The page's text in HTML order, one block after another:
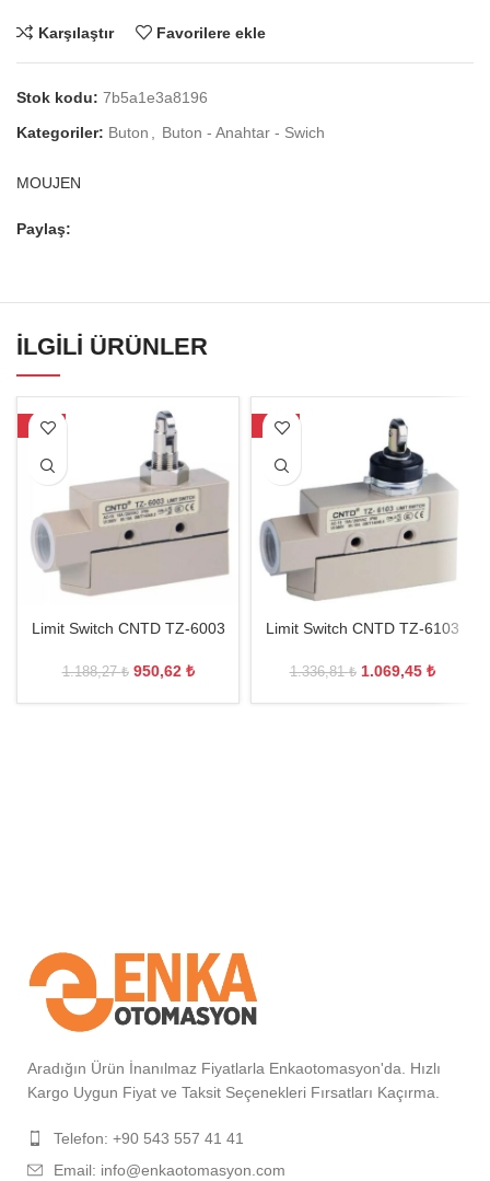
Karşılaştır Favorilere ekle
Stok kodu: 7b5a1e3a8196
Kategoriler: Buton Buton - Anahtar - Swich
MOUJEN
Paylaş:
İLGILI ÜRÜNLER
-20%
Limit Switch CNTD TZ-6003
1.188,27₺ 950,62 ₺
-20%
Limit Switch CNTD TZ-6103
1.336,81₺ 1.069,45 ₺
Aradığın Ürün İnanılmaz Fiyatlarla Enkaotomasyon'da. Hızlı
Kargo Uygun Fiyat ve Taksit Seçenekleri Fırsatları Kaçırma.
Telefon: +90 543 557 41 41
Email: info@enkaotomasyon.com